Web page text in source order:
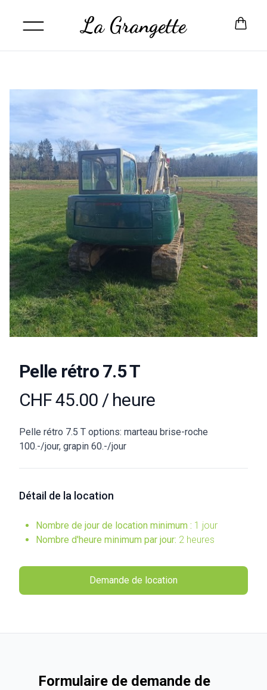
La Grangette
Pelle rétro 7.5 T
CHF 45.00 / heure
Pelle rétro 7.5 T options: marteau brise-roche
100.-/jour, grapin 60.-/jour
Détail de la location
Nombre de jour de location minimum : 1 jour
Nombre d'heure minimum par jour: 2 heures
Demande de location
Formulaire de demande de